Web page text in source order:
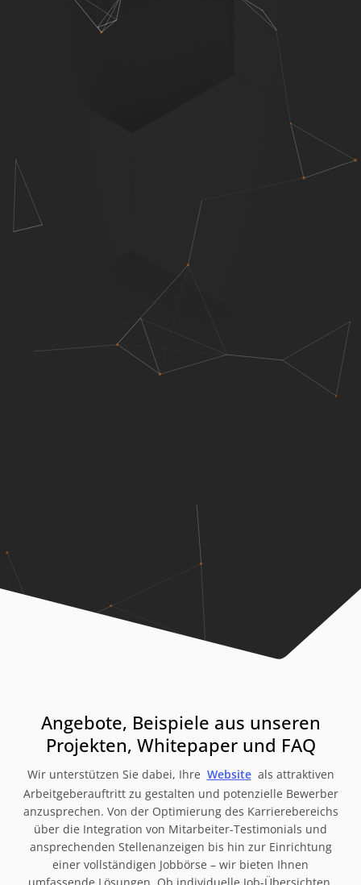
Angebote, Beispiele aus unseren
Projekten, Whitepaper und FAQ
Wir unterstützen Sie dabei, Ihre Website als attraktiven
Arbeitgeberauftritt zu gestalten und potenzielle Bewerber
anzusprechen. Von der Optimierung des Karrierebereichs
über die Integration von Mitarbeiter-Testimonials und
ansprechenden Stellenanzeigen bis hin zur Einrichtung
einer vollständigen Jobbörse – wir bieten Ihnen